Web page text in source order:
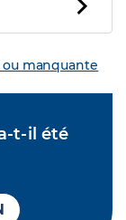
manquante
t-il été